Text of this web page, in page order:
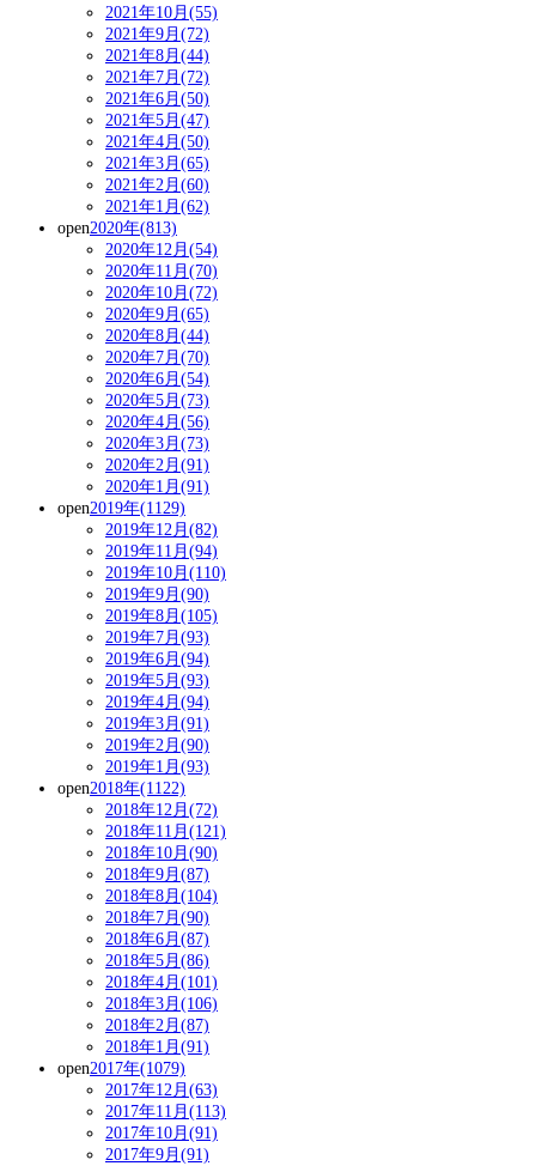
2021年10月(55)
2021年9月(72)
2021年8月(44)
2021年7月(72)
2021年6月(50)
2021年5月(47)
2021年4月(50)
2021年3月(65)
2021年2月(60)
2021年1月(62)
open2020年(813)
2020年12月(54)
2020年11月(70)
2020年10月(72)
2020年9月(65)
2020年8月(44)
2020年7月(70)
2020年6月(54)
2020年5月(73)
2020年4月(56)
2020年3月(73)
2020年2月(91)
2020年1月(91)
open2019年(1129)
2019年12月(82)
2019年11月(94)
2019年10月(110)
2019年9月(90)
2019年8月(105)
2019年7月(93)
2019年6月(94)
2019年5月(93)
2019年4月(94)
2019年3月(91)
2019年2月(90)
2019年1月(93)
open2018年(1122)
2018年12月(72)
2018年11月(121)
2018年10月(90)
2018年9月(87)
2018年8月(104)
2018年7月(90)
2018年6月(87)
2018年5月(86)
2018年4月(101)
2018年3月(106)
2018年2月(87)
2018年1月(91)
open2017年(1079)
2017年12月(63)
2017年11月(113)
2017年10月(91)
2017年9月(91)